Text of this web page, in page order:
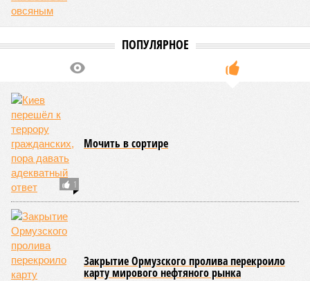
ПОПУЛЯРНОЕ
1
Мочить в сортире
Закрытие Ормузского пролива перекроило
карту мирового нефтяного рынка